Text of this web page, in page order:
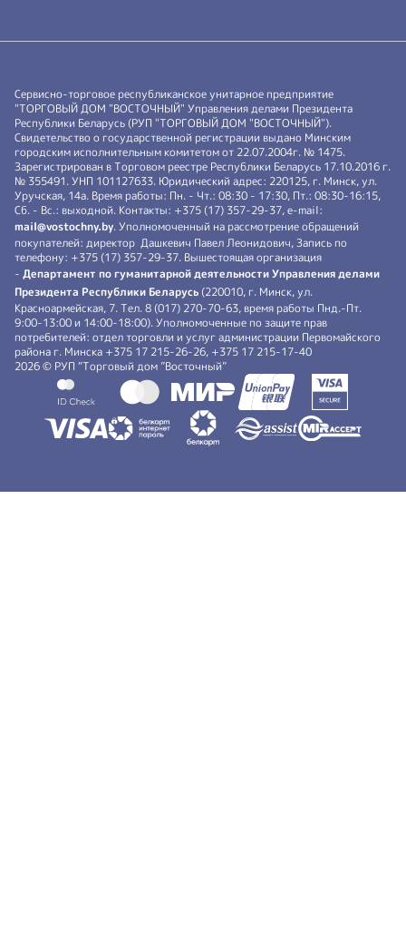
Сервисно-торговое республиканское унитарное предприятие
"ТОРГОВЫЙ ДОМ "ВОСТОЧНЫЙ" Управления делами Президента
Республики Беларусь (РУП "ТОРГОВЫЙ ДОМ "ВОСТОЧНЫЙ").
Свидетельство о государственной регистрации выдано Минским
городским исполнительным комитетом от 22.07.2004г. № 1475.
Зарегистрирован в Торговом реестре Республики Беларусь 17.10.2016 г.
№ 355491. УНП 101127633. Юридический адрес: 220125, г. Минск, ул.
Уручская, 14а. Время работы: Пн. - Чт.: 08:30 - 17:30, Пт.: 08:30-16:15,
Сб. - Вс.: выходной. Контакты: +375 (17) 357-29-37, e-mail:
mail@vostochny.by. Уполномоченный на рассмотрение обращений
покупателей: директор Дашкевич Павел Леонидович, Запись по
телефону: +375 (17) 357-29-37. Вышестоящая организация
- Департамент по гуманитарной деятельности Управления делами
Президента Республики Беларусь (220010, г. Минск, ул.
Красноармейская, 7. Тел. 8 (017) 270-70-63, время работы Пнд.-Пт.
9:00-13:00 и 14:00-18:00). Уполномоченные по защите прав
потребителей: отдел торговли и услуг администрации Первомайского
района г. Минска +375 17 215-26-26, +375 17 215-17-40
2026 © РУП “Торговый дом ”Восточный”